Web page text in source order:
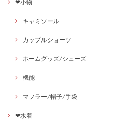
❤小物
キャミソール
カップルショーツ
ホームグッズ/シューズ
機能
マフラー/帽子/手袋
❤水着